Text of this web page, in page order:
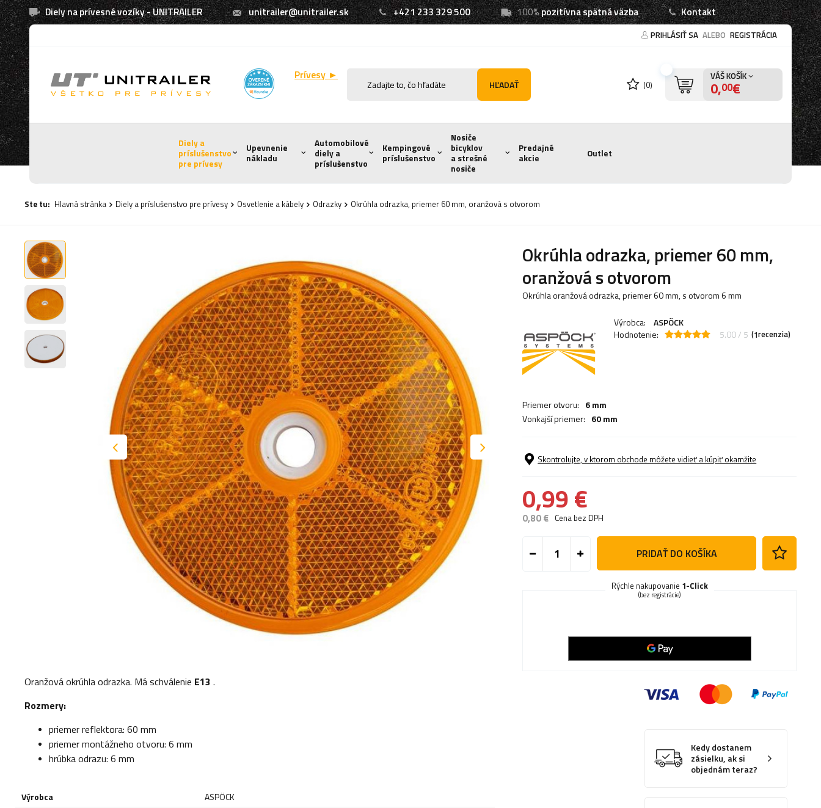
Diely na prívesné vozíky - UNITRAILER unitrailer@unitrailer.sk +421 233 329 500 100%pozitívna spätná väzba Kontakt
PRIHLÁSIŤ SA ALEBO REGISTRÁCIA
Prívesy ►
HĽADAŤ (0)
VÁŠ KOŠÍK
0,00€
Diely a
príslušenstvo
pre prívesy
Upevnenie
nákladu
Automobilové
diely a
príslušenstvo
Kempingové
príslušenstvo
Nosiče
bicyklov
a strešné
nosiče
Predajné
akcie
Outlet
Ste tu: Hlavná stránka Diely a príslušenstvo pre prívesy Osvetlenie a kábely Odrazky Okrúhla odrazka, priemer 60 mm, oranžová s otvorom
Okrúhla odrazka, priemer 60 mm,
oranžová s otvorom
Okrúhla oranžová odrazka, priemer 60 mm, s otvorom 6 mm
Výrobca:
ASPÖCK
Hodnotenie:
5.00 / 5 (1recenzia)
Priemer otvoru: 6 mm
Vonkajší priemer: 60 mm
Skontrolujte, v ktorom obchode môžete vidieť a kúpiť okamžite
0,99 €
0,80 € Cena bez DPH
PRIDAŤ DO KOŠÍKA
Rýchle nakupovanie 1-Click
(bez registrácie)
Kedy dostanem
zásielku, ak si
objednám teraz?
Oranžová okrúhla odrazka. Má schválenie E13 .
Rozmery:
priemer reflektora: 60 mm
priemer montážneho otvoru: 6 mm
hrúbka odrazu: 6 mm
Výrobca
ASPÖCK